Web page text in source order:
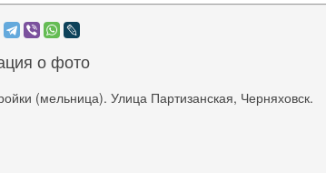
о фото
(мельница). Улица Партизанская, Черняховск.